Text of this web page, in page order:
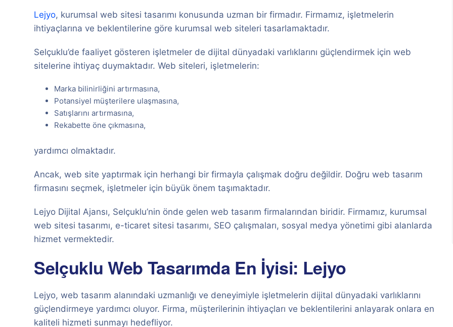
Lejyo, kurumsal web sitesi tasarımı konusunda uzman bir firmadır. Firmamız, işletmelerin
ihtiyaçlarına ve beklentilerine göre kurumsal web siteleri tasarlamaktadır.
Selçuklu’de faaliyet gösteren işletmeler de dijital dünyadaki varlıklarını güçlendirmek için web
sitelerine ihtiyaç duymaktadır. Web siteleri, işletmelerin:
Marka bilinirliğini artırmasına,
Potansiyel müşterilere ulaşmasına,
Satışlarını artırmasına,
Rekabette öne çıkmasına,
yardımcı olmaktadır.
Ancak, web site yaptırmak için herhangi bir firmayla çalışmak doğru değildir. Doğru web tasarım
firmasını seçmek, işletmeler için büyük önem taşımaktadır.
Lejyo Dijital Ajansı, Selçuklu’nin önde gelen web tasarım firmalarından biridir. Firmamız, kurumsal
web sitesi tasarımı, e-ticaret sitesi tasarımı, SEO çalışmaları, sosyal medya yönetimi gibi alanlarda
hizmet vermektedir.
Selçuklu Web Tasarımda En İyisi: Lejyo
Lejyo, web tasarım alanındaki uzmanlığı ve deneyimiyle işletmelerin dijital dünyadaki varlıklarını
güçlendirmeye yardımcı oluyor. Firma, müşterilerinin ihtiyaçları ve beklentilerini anlayarak onlara en
kaliteli hizmeti sunmayı hedefliyor.